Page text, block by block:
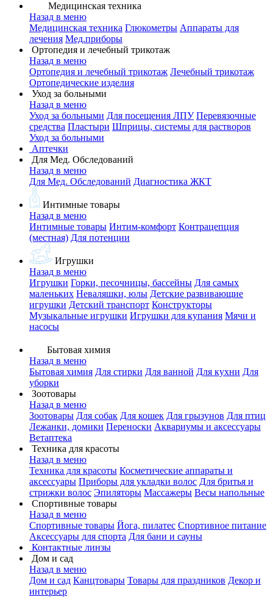
Медицинская техника
Назад в меню
Медицинская техника Глюкометры Аппараты для
лечения Мед.приборы
Ортопедия и лечебный трикотаж
Назад в меню
Ортопедия и лечебный трикотаж Лечебный трикотаж
Ортопедические изделия
Уход за больными
Назад в меню
Уход за больными Для посещения ЛПУ Перевязочные
средства Пластыри Шприцы, системы для растворов
Уход за больными
Аптечки
Для Мед. Обследований
Назад в меню
Для Мед. Обследований Диагностика ЖКТ
Интимные товары
Назад в меню
Интимные товары Интим-комфорт Контрацепция
(местная) Для потенции
Игрушки
Назад в меню
Игрушки Горки, песочницы, бассейны Для самых
маленьких Неваляшки, юлы Детские развивающие
игрушки Детский транспорт Конструкторы
Музыкальные игрушки Игрушки для купания Мячи и
насосы
Бытовая химия
Назад в меню
Бытовая химия Для стирки Для ванной Для кухни Для
уборки
Зоотовары
Назад в меню
Зоотовары Для собак Для кошек Для грызунов Для птиц
Лежанки, домики Переноски Аквариумы и аксессуары
Ветаптека
Техника для красоты
Назад в меню
Техника для красоты Косметические аппараты и
аксессуары Приборы для укладки волос Для бритья и
стрижки волос Эпиляторы Массажеры Весы напольные
Спортивные товары
Назад в меню
Спортивные товары Йога, пилатес Спортивное питание
Аксессуары для спорта Для бани и сауны
Контактные линзы
Дом и сад
Назад в меню
Дом и сад Канцтовары Товары для праздников Декор и
интерьер